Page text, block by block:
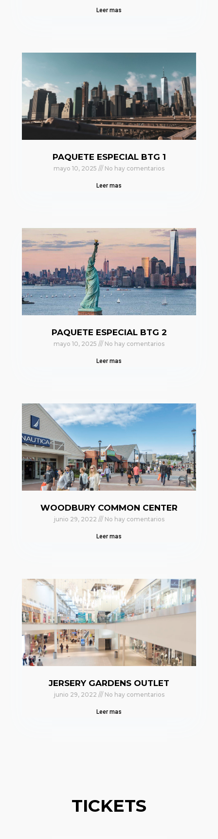
Leer mas
PAQUETE ESPECIAL BTG 1
mayo 10, 2025 No hay comentarios
Leer mas
PAQUETE ESPECIAL BTG 2
mayo 10, 2025 No hay comentarios
Leer mas
WOODBURY COMMON CENTER
junio 29, 2022 No hay comentarios
Leer mas
JERSERY GARDENS OUTLET
junio 29, 2022 No hay comentarios
Leer mas
TICKETS